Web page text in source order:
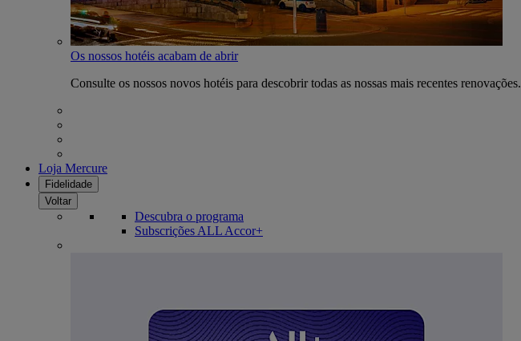
Os nossos hotéis acabam de abrir
Consulte os nossos novos hotéis para descobrir todas as nossas mais recentes renovações.
Loja Mercure
Fidelidade
Voltar
Descubra o programa
Subscrições ALL Accor+